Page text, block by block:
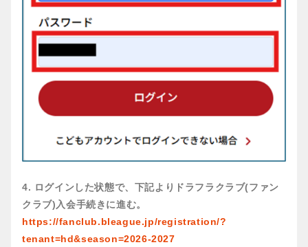
4. ログインした状態で、下記よりドラフラクラブ(ファン
クラブ)入会手続きに進む。
https://fanclub.bleague.jp/registration/?
tenant=hd&season=2026-2027